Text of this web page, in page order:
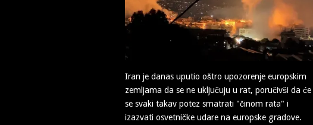
Iran je danas uputio oštro upozorenje europskim
zemljama da se ne uključuju u rat, poručivši da će
se svaki takav potez smatrati "činom rata" i
izazvati osvetničke udare na europske gradove.